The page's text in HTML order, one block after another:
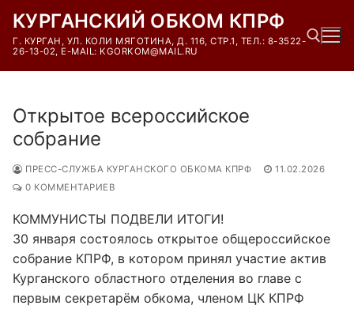
содержимому
КУРГАНСКИЙ ОБКОМ КПРФ
Г. КУРГАН, УЛ. КОЛИ МЯГОТИНА, Д. 116, СТР.1, ТЕЛ.: 8-3522-
26-13-02, E-MAIL: KGORKOM@MAIL.RU
Открытое всероссийское
собрание
ПРЕСС-СЛУЖБА КУРГАНСКОГО ОБКОМА КПРФ
11.02.2026
0 КОММЕНТАРИЕВ
КОММУНИСТЫ ПОДВЕЛИ ИТОГИ!
30 января состоялось открытое общероссийское
собрание КПРФ, в котором принял участие актив
Курганского областного отделения во главе с
первым секретарём обкома, членом ЦК КПРФ